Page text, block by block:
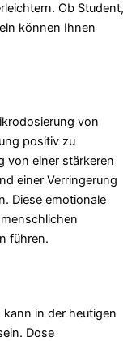
Ob Student,
können Ihnen
von
positiv zu
von einer stärkeren
einer Verringerung
Diese emotionale
führen.
in der heutigen
Dose